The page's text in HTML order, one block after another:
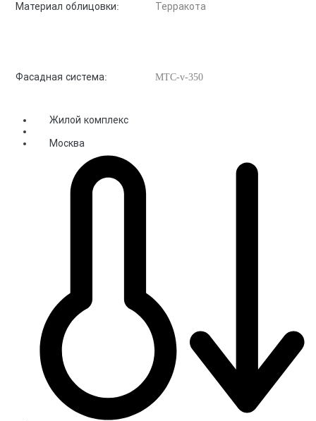
Материал облицовки: Терракота
Фасадная система: MTC-v-350
Жилой комплекс
Москва